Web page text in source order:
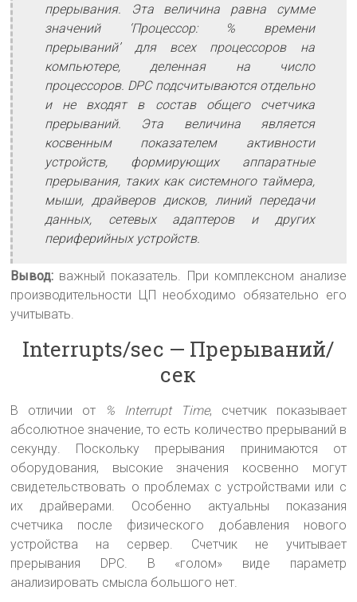
прерывания. Эта величина равна сумме
значений ‘Процессор: % времени
прерываний’ для всех процессоров на
компьютере, деленная на число
процессоров. DPC подсчитываются отдельно
и не входят в состав общего счетчика
прерываний. Эта величина является
косвенным показателем активности
устройств, формирующих аппаратные
прерывания, таких как системного таймера,
мыши, драйверов дисков, линий передачи
данных, сетевых адаптеров и других
периферийных устройств.
Вывод: важный показатель. При комплексном анализе
производительности ЦП необходимо обязательно его
учитывать.
Interrupts/sec — Прерываний/
сек
В отличии от % Interrupt Time, счетчик показывает
абсолютное значение, то есть количество прерываний в
секунду. Поскольку прерывания принимаются от
оборудования, высокие значения косвенно могут
свидетельствовать о проблемах с устройствами или с
их драйверами. Особенно актуальны показания
счетчика после физического добавления нового
устройства на сервер. Счетчик не учитывает
прерывания DPC. В «голом» виде параметр
анализировать смысла большого нет.